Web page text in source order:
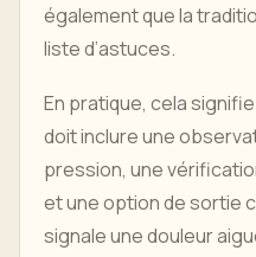
également que la
liste d’astuces.
En pratique, cela
doit inclure une
pression, une
et une option de sortie
signale une douleur